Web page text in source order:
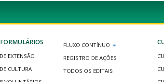
EXTENSÃO
CULTURA
FLUXO CONTÍNUO
REGISTRO DE AÇÕES
TODOS OS EDITAIS